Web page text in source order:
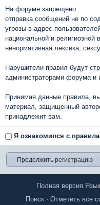
На форуме запрещено:
отправка сообщений не по
угрозы в адрес
национальной и
ненормативная лексика,
Нарушители правил будут
администраторами форума и
Принимая данные правила,
материал, защищенный
принадлежит вам.
Я ознакомился с
Полная версия
Поиск· Отметить все